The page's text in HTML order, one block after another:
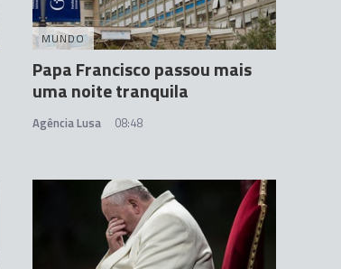
MUNDO
Papa Francisco passou mais
uma noite tranquila
Agência Lusa 08:48